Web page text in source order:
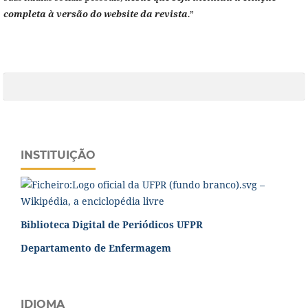
completa à versão do website da revista.”
INSTITUIÇÃO
Biblioteca Digital de Periódicos UFPR
Departamento de Enfermagem
IDIOMA